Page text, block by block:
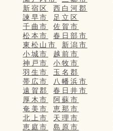
新宿区
西白河郡
諫早市
足立区
千曲市
佐賀市
松本市
春日部市
東松山市
新潟市
小城市
越前市
神戸市
小牧市
羽生市
玉名郡
帯広市
八幡浜市
遠賀郡
春日井市
厚木市
阿蘇市
奄美市
恵那市
北上市
天理市
恵庭市
島原市